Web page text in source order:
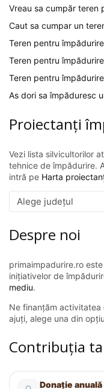
Vreau sa cumpăr teren
Caut sa cumpar un
Teren pentru
Teren pentru
Teren pentru
As dori sa împăduresc
Proiectanți
Vezi lista silvicultorilor
tehnice de împădurire.
intră pe Harta
Despre noi
primaimpadurire.ro
inițiativelor de
mediu.
Ne finanțăm activitatea
ajuți, alege una din
Contribuția
Donație anuală